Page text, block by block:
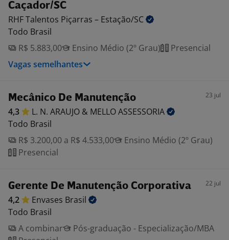
Caçador/SC
RHF Talentos Piçarras – Estação/SC
Todo Brasil
R$ 5.883,00
Ensino Médio (2º Grau)
Presencial
Vagas semelhantes
Mecânico De Manutenção 23 jul
4,3 L. N. ARAUJO & MELLOASSESSORIA
Todo Brasil
R$ 3.200,00 a R$ 4.533,00
Ensino Médio (2º Grau)
Presencial
Gerente De Manutenção Corporativa 22 jul
4,2 Envases Brasil
Todo Brasil
A combinar
Pós-graduação - Especialização/MBA